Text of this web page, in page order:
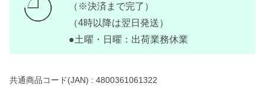
【
T
】
（※決済まで完了）
（4時以降は翌日発送）
●土曜・日曜：出荷業務休業
共通商品コード(JAN) : 4800361061322